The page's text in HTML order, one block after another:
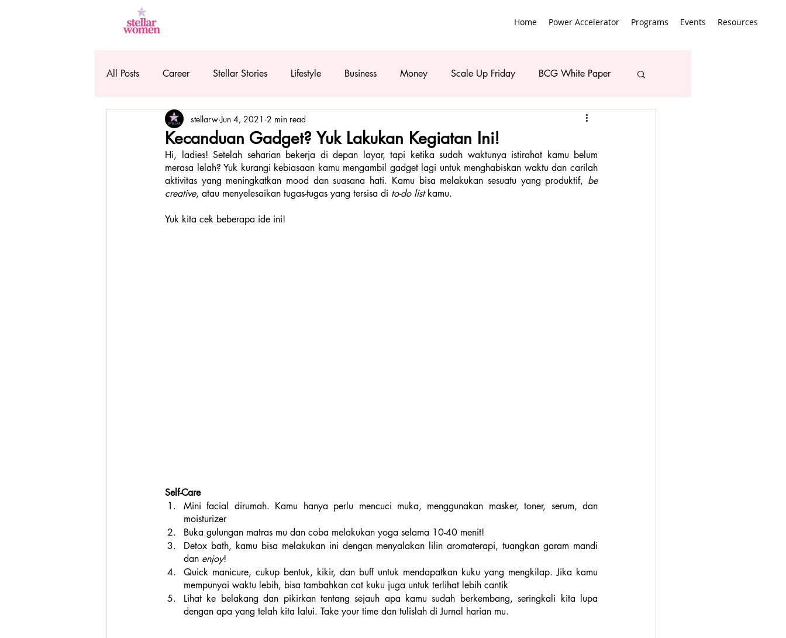
Home Power Accelerator Programs Events Resources
All Posts Career Stellar Stories Lifestyle Business Money Scale Up Friday BCG White Paper
Kecanduan Gadget? Yuk Lakukan Kegiatan Ini!
stellarw Jun 4, 2021 2 min read
Hi, ladies! Setelah seharian bekerja di depan layar, tapi ketika sudah waktunya istirahat kamu belum
merasa lelah? Yuk kurangi kebiasaan kamu mengambil gadget lagi untuk menghabiskan waktu dan carilah
aktivitas yang meningkatkan mood dan suasana hati. Kamu bisa melakukan sesuatu yang produktif, be
creative, atau menyelesaikan tugas-tugas yang tersisa di to-do list kamu.
Yuk kita cek beberapa ide ini!
Self-Care
Mini facial dirumah. Kamu hanya perlu mencuci muka, menggunakan masker, toner, serum, dan
moisturizer
Buka gulungan matras mu dan coba melakukan yoga selama 10-40 menit!
Detox bath, kamu bisa melakukan ini dengan menyalakan lilin aromaterapi, tuangkan garam mandi
dan enjoy!
Quick manicure, cukup bentuk, kikir, dan buff untuk mendapatkan kuku yang mengkilap. Jika kamu
mempunyai waktu lebih, bisa tambahkan cat kuku juga untuk terlihat lebih cantik
Lihat ke belakang dan pikirkan tentang sejauh apa kamu sudah berkembang, seringkali kita lupa
dengan apa yang telah kita lalui. Take your time dan tulislah di Jurnal harian mu.